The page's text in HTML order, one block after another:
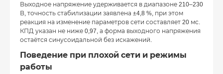
Выходное напряжение удерживается в диапазоне 210–230
В, точность стабилизации заявлена ±4,8 %, при этом
реакция на изменение параметров сети составляет 20 мс.
КПД указан не ниже 0,97, а форма выходного напряжения
остаётся синусоидальной без искажений.
Поведение при плохой сети и режимы
работы